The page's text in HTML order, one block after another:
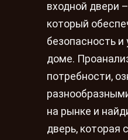
входной двери
который
безопасность
доме.
потребности,
на рынке и
дверь, которая